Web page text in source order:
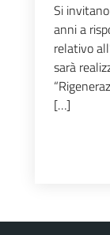
Si
anni a
relativo
sarà
[…]